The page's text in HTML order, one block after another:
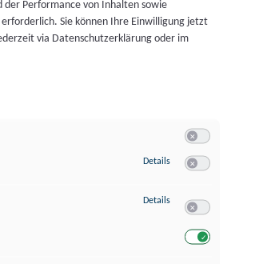
der Performance von Inhalten sowie
Sie können Ihre Einwilligung jetzt
via Datenschutzerklärung oder im
Details zu Speichern von oder
Details zu Verwendung